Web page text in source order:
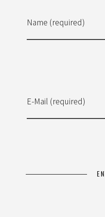
Name (required)
E-Mail (required)